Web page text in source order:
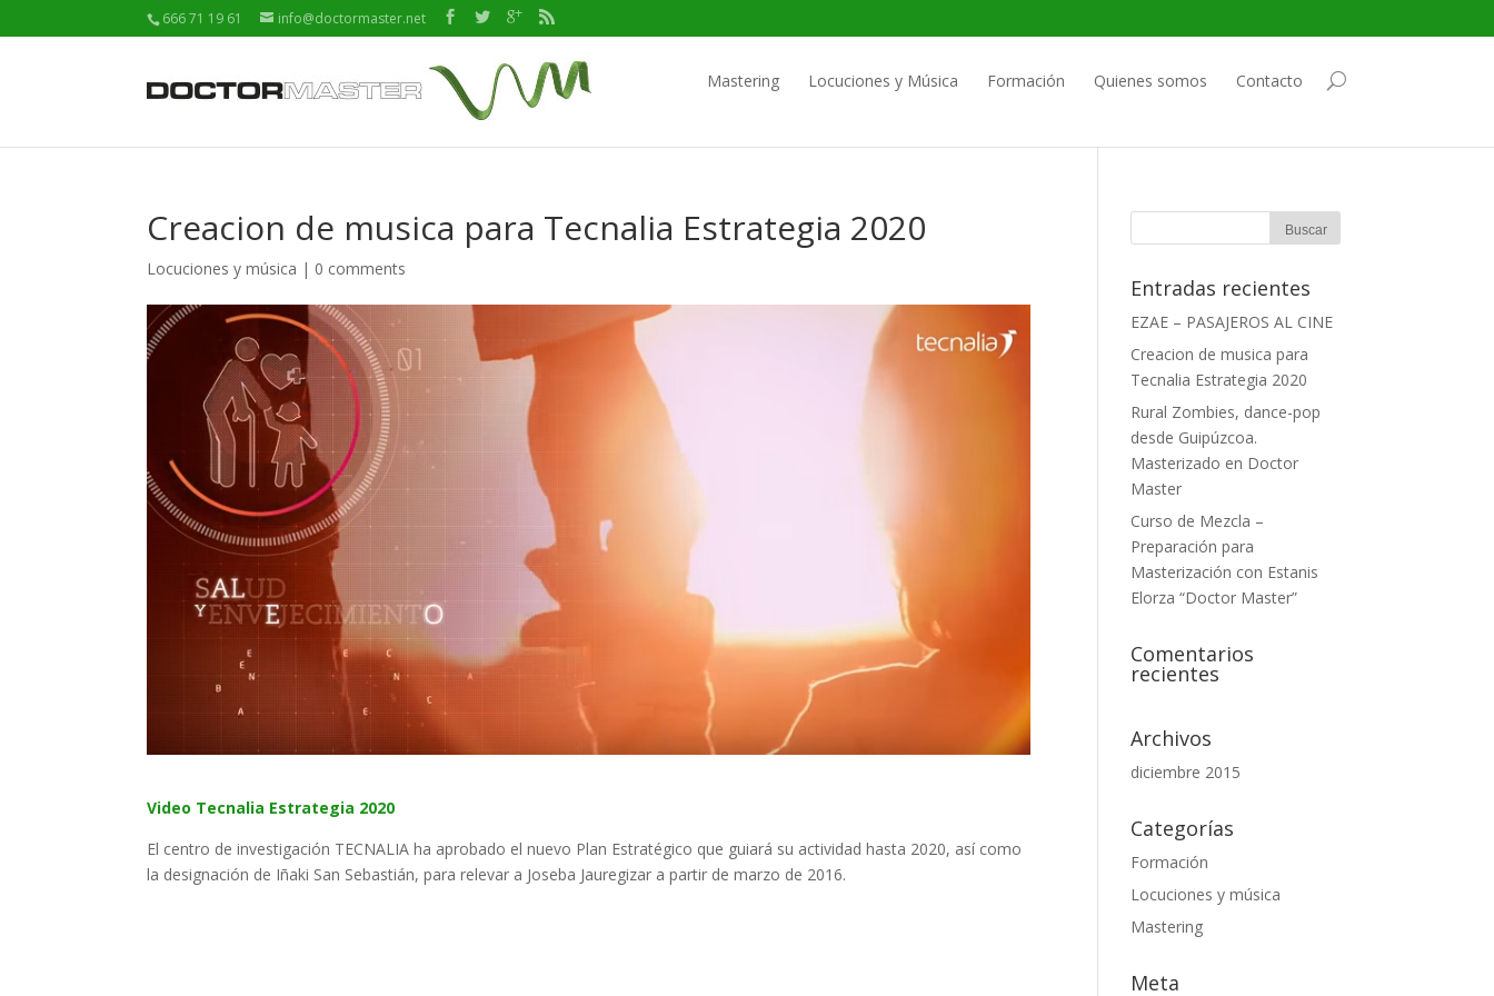
666 71 19 61 info@doctormaster.net
Mastering Locuciones y Música Formación Quienes somos Contacto
Creacion de musica para Tecnalia Estrategia 2020
Locuciones y música | 0 comments
Video Tecnalia Estrategia 2020
El centro de investigación TECNALIA ha aprobado el nuevo Plan Estratégico que guiará su actividad hasta 2020, así como
la designación de Iñaki San Sebastián, para relevar a Joseba Jauregizar a partir de marzo de 2016.
Entradas recientes
EZAE – PASAJEROS AL CINE
Creacion de musica para
Tecnalia Estrategia 2020
Rural Zombies, dance-pop
desde Guipúzcoa.
Masterizado en Doctor
Master
Curso de Mezcla –
Preparación para
Masterización con Estanis
Elorza “Doctor Master”
Comentarios
recientes
Archivos
diciembre 2015
Categorías
Formación
Locuciones y música
Mastering
Meta